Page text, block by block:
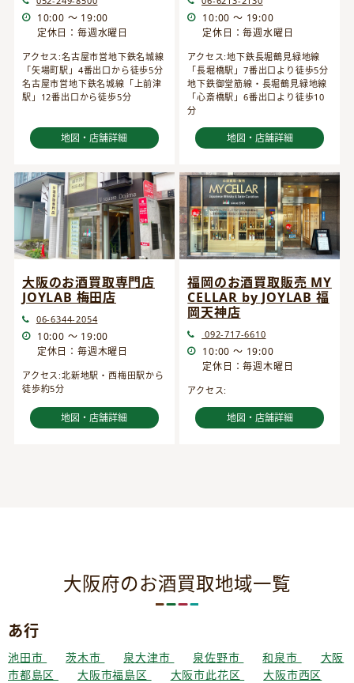
10:00 ～ 19:00
定休日：毎週水曜日
アクセス:名古屋市営地下鉄名城線
「矢場町駅」4番出口から徒歩5分
名古屋市営地下鉄名城線「上前津
駅」12番出口から徒歩5分
地図・店舗詳細
10:00 ～ 19:00
定休日：毎週水曜日
アクセス:地下鉄長堀鶴見緑地線
「長堀橋駅」7番出口より徒歩5分
地下鉄御堂筋線・長堀鶴見緑地線
「心斎橋駅」6番出口より徒歩10
分
地図・店舗詳細
大阪のお酒買取専門店
JOYLAB 梅田店
06-6344-2054
10:00 ～ 19:00
定休日：毎週木曜日
アクセス:北新地駅・西梅田駅から
徒歩約5分
地図・店舗詳細
福岡のお酒買取販売 MY
CELLAR by JOYLAB 福
岡天神店
092-717-6610
10:00 ～ 19:00
定休日：毎週木曜日
アクセス:
地図・店舗詳細
大阪府のお酒買取地域一覧
あ行
池田市 茨木市 泉大津市 泉佐野市 和泉市
大阪
市都島区
大阪市福島区 大阪市此花区
大阪市西区